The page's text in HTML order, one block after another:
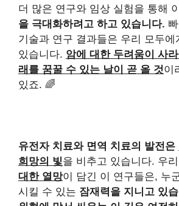
더 많은 연구와 임상 실험을 통해
을 극대화하려고 하고 있습니다.
기술과 연구 결과들은 우리 모두에
있습니다. 암에 대한 두려움이 사
래를 꿈꿀 수 있는 날이 곧 올 것이
있죠. 🌈
유전자 치료와 면역 치료의 발전은
희망의 빛을 비추고 있습니다. 우리
대한 열망이 담긴 이 연구들은, 누
시킬 수 있는 잠재력을 지니고 있